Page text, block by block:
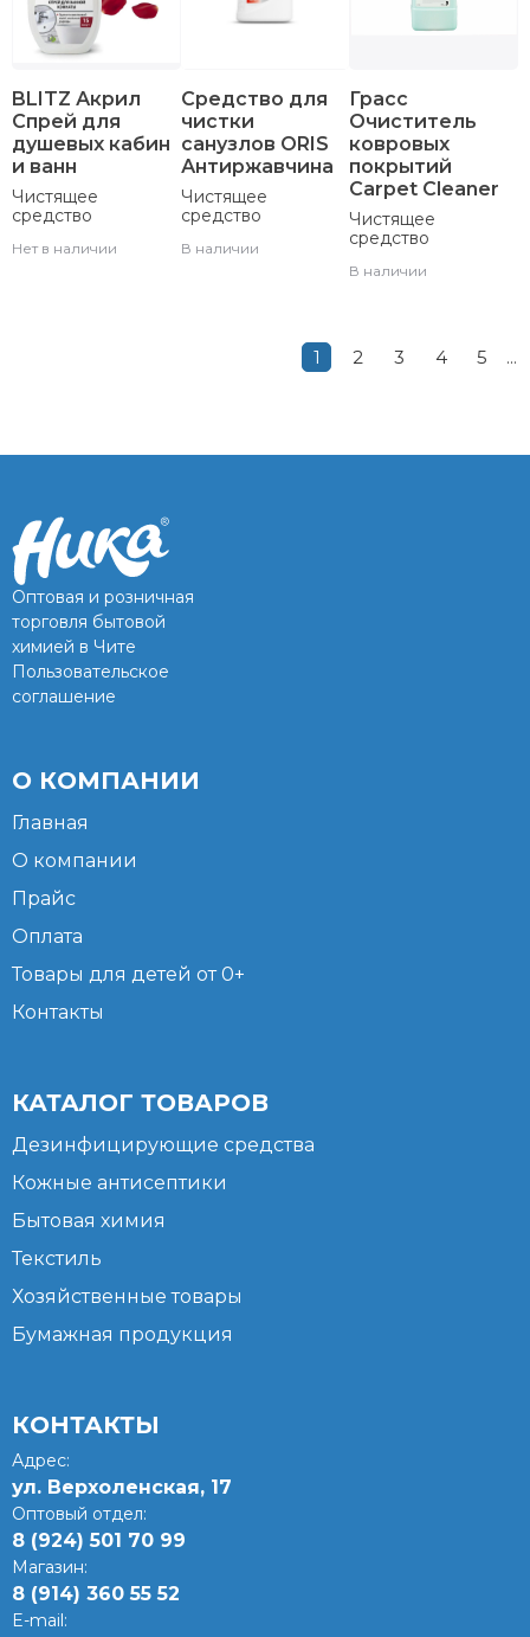
BLITZ Акрил
Спрей для
душевых кабин
и ванн
Чистящее
средство
Нет в наличии
Средство для
чистки
санузлов ORIS
Антиржавчина
Чистящее
средство
В наличии
Грасс
Очиститель
ковровых
покрытий
Carpet Cleaner
Чистящее
средство
В наличии
1 2 3 4 5 ...
Оптовая и розничная
торговля бытовой
химией в Чите
Пользовательское
соглашение
О КОМПАНИИ
Главная
О компании
Прайс
Оплата
Товары для детей от 0+
Контакты
КАТАЛОГ ТОВАРОВ
Дезинфицирующие средства
Кожные антисептики
Бытовая химия
Текстиль
Хозяйственные товары
Бумажная продукция
КОНТАКТЫ
Адрес:
ул. Верхоленская, 17​
Оптовый отдел:
8 (924) 501 70 99
Магазин:
8 (914) 360 55 52
E-mail: